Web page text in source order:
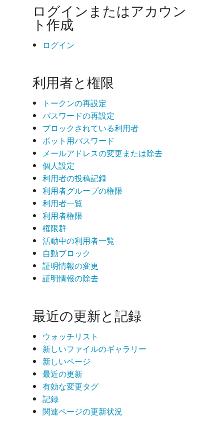
ログインまたはアカウン
ト作成
ログイン
利用者と権限
トークンの再設定
パスワードの再設定
ブロックされている利用者
ボット用パスワード
メールアドレスの変更または除去
個人設定
利用者の投稿記録
利用者グループの権限
利用者一覧
利用者権限
権限群
活動中の利用者一覧
自動ブロック
証明情報の変更
証明情報の除去
最近の更新と記録
ウォッチリスト
新しいファイルのギャラリー
新しいページ
最近の更新
有効な変更タグ
記録
関連ページの更新状況